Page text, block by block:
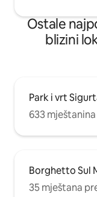
Ostale
blizini
Park i vrt
633
Borghetto Sul
35 mještana